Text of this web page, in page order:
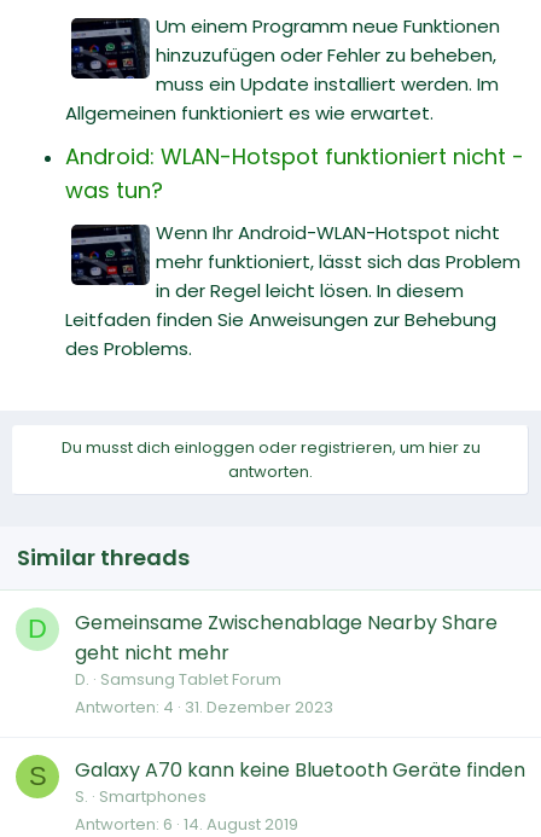
Um einem Programm neue Funktionen
hinzuzufügen oder Fehler zu beheben,
muss ein Update installiert werden. Im
Allgemeinen funktioniert es wie erwartet.
Android: WLAN-Hotspot funktioniert nicht -
was tun?
Wenn Ihr Android-WLAN-Hotspot nicht
mehr funktioniert, lässt sich das Problem
in der Regel leicht lösen. In diesem
Leitfaden finden Sie Anweisungen zur Behebung
des Problems.
Du musst dich einloggen oder registrieren, um hier zu
antworten.
Similar threads
D
Gemeinsame Zwischenablage Nearby Share
geht nicht mehr
D. Samsung Tablet Forum
Antworten 4 31. Dezember 2023
S Galaxy A70 kann keine Bluetooth Geräte finden
S. Smartphones
Antworten 6 14. August 2019